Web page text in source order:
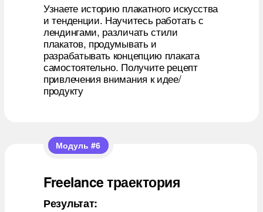
Узнаете историю плакатного искусства
и тенденции. Научитесь работать с
лендингами, различать стили
плакатов, продумывать и
разрабатывать концепцию плаката
самостоятельно. Получите рецепт
привлечения внимания к идее/
продукту
Результат:
Freelance траектория
Модуль #6
+